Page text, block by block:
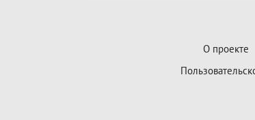
О проекте